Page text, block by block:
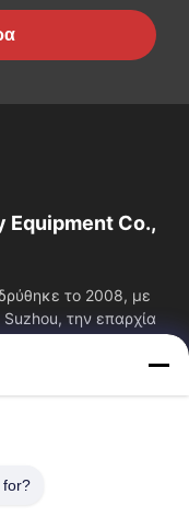
Equipment Co.,
το 2008, με
την επαρχία
Με Εμάς
Έλεγχος
for?